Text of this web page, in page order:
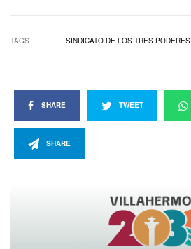
TAGS SINDICATO DE LOS TRES PODERES
SHARE TWEET
SHARE